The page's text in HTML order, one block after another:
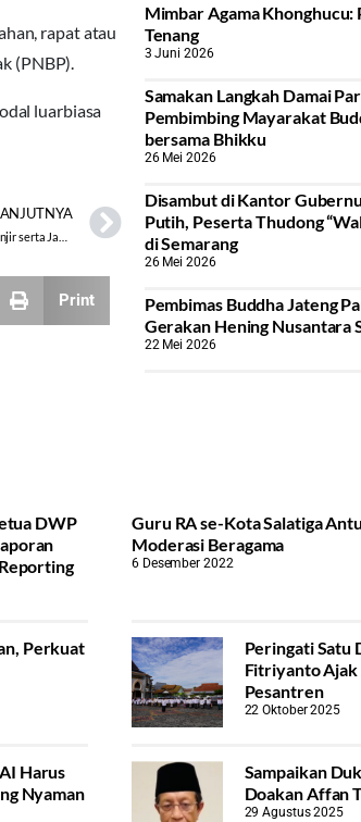
rapat atau
(PNBP).
luarbiasa
Print
Mimbar Agama Khonghucu:
Tenang
3 Juni 2026
Samakan Langkah Damai
Pembimbing Mayarakat
bersama Bhikku
26 Mei 2026
Disambut di Kantor
Putih, Peserta Thudong
di Semarang
26 Mei 2026
‎Pembimas Buddha Jateng
Gerakan Hening Nusantara
22 Mei 2026
DWP
Guru RA se-Kota Salatiga
Moderasi Beragama
6 Desember 2022
Perkuat
Peringati Satu
Fitriyanto Ajak
Pesantren
22 Oktober 2025
Harus
Nyaman
Sampaikan
Doakan Affan
29 Agustus 2025